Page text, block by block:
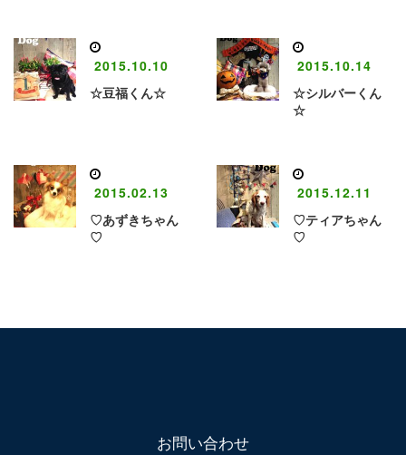
2015.10.10
☆豆福くん☆
2015.10.14
☆シルバーくん
☆
2015.02.13
♡あずきちゃん
♡
2015.12.11
♡ティアちゃん
♡
お問い合わせ